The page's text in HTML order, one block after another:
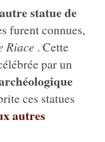
statue de
furent connues,
Riace . Cette
par un
ces statues
autres